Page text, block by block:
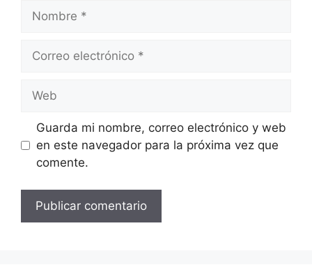
Nombre
Correo
Web
Guarda mi nombre, correo electrónico y web
en este navegador para la próxima vez que
comente.